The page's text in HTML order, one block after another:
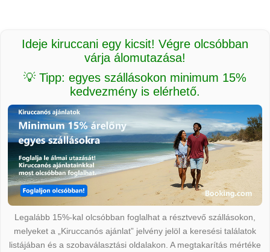
Ideje kiruccani egy kicsit! Végre olcsóbban
várja álomutazása!
💡 Tipp: egyes szállásokon minimum 15%
kedvezmény is elérhető.
Legalább 15%-kal olcsóbban foglalhat a résztvevő szállásokon,
melyeket a „Kiruccanós ajánlat” jelvény jelöl a keresési találatok
listájában és a szobaválasztási oldalakon. A megtakarítás mértéke